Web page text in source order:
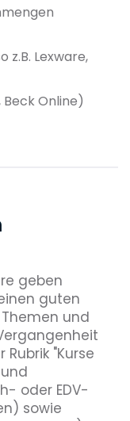
z.B. Lexware,
Beck Online)
geben
guten
und
"Kurse
oder EDV-
sowie